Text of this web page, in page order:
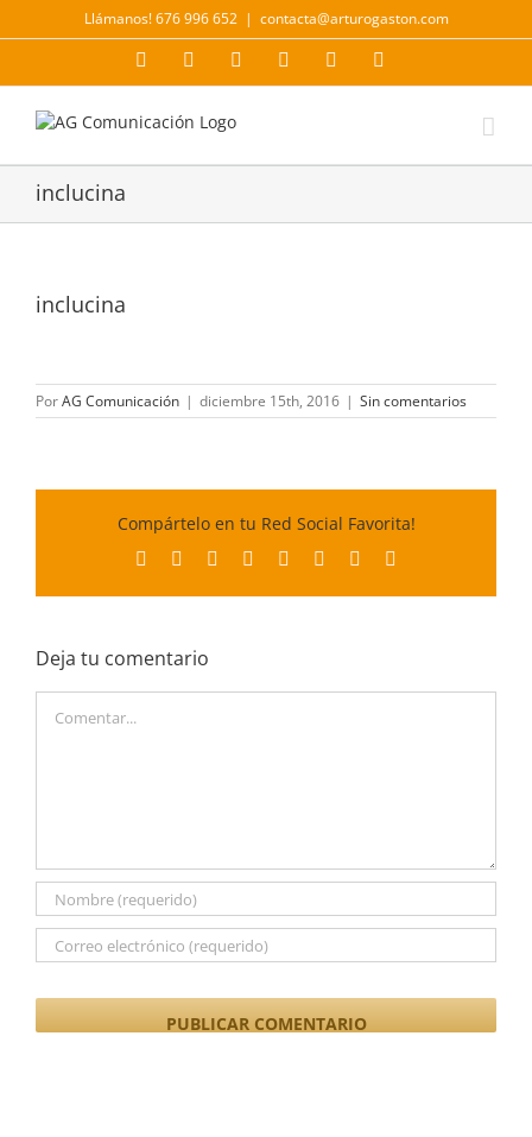
al
Llámanos! 676 996 652 | contacta@arturogaston.com
Facebook YouTubeInstagramLinkedIn
inclucina
inclucina
PorAG Comunicación | diciembre 15th, 2016 | Sin comentarios
Compártelo en tu Red Social Favorita!
Facebook Reddit LinkedIn
TumblrPinterest
Deja tu comentario